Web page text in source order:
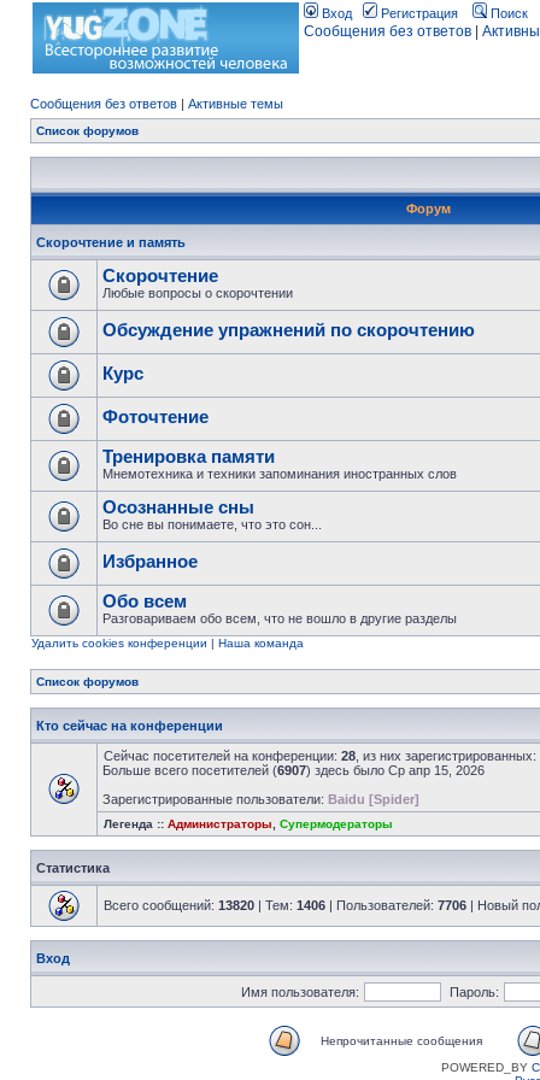
Вход Регистрация Поиск
Сообщения без ответов
Сообщения без ответов | Активные темы
Список форумов
Форум
Скорочтение и память
Скорочтение
Любые вопросы о скорочтении
Обсуждение упражнений по скорочтению
Курс
Фоточтение
Тренировка памяти
Мнемотехника и техники запоминания иностранных слов
Осознанные сны
Во сне вы понимаете, что это сон...
Избранное
Обо всем
Разговариваем обо всем, что не вошло в другие разделы
Удалить cookies конференции | Наша команда
Список форумов
Кто сейчас на конференции
Сейчас посетителей на конференции: 28 , из них
Больше всего посетителей (6907) здесь было Ср апр 15, 2026
Зарегистрированные пользователи: Baidu [Spider]
Легенда :: Администраторы Супермодераторы
Статистика
Всего сообщений: 13820 | Тем: 1406 | Пользователей: 7706 | Новый
Вход
Имя пользователя: Пароль:
Непрочитанные сообщения
POWERED_BY